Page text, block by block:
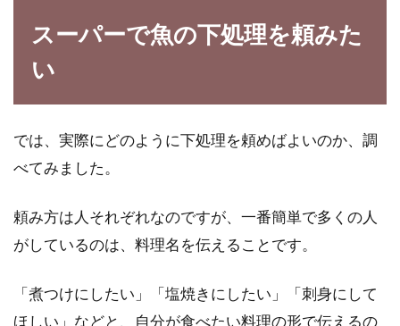
身体の芯から温まるもつ鍋味噌スー
プの美味しいレシピを紹介
スーパーで魚の下処理を頼みた
い
では、実際にどのように下処理を頼めばよいのか、調
べてみました。
頼み方は人それぞれなのですが、一番簡単で多くの人
がしているのは、料理名を伝えることです。
「煮つけにしたい」「塩焼きにしたい」「刺身にして
ほしい」などと、自分が食べたい料理の形で伝えるの